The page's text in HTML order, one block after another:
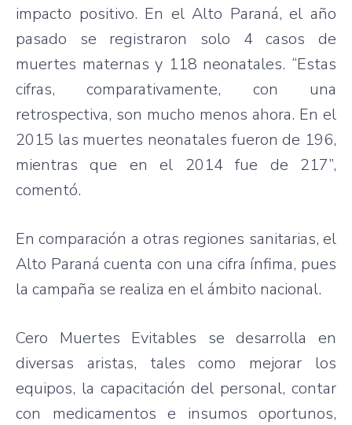
impacto positivo. En el Alto Paraná, el año
pasado se registraron solo 4 casos de
muertes maternas y 118 neonatales. “Estas
cifras, comparativamente, con una
retrospectiva, son mucho menos ahora. En el
2015 las muertes neonatales fueron de 196,
mientras que en el 2014 fue de 217”,
comentó.
En comparación a otras regiones sanitarias, el
Alto Paraná cuenta con una cifra ínfima, pues
la campaña se realiza en el ámbito nacional.
Cero Muertes Evitables se desarrolla en
diversas aristas, tales como mejorar los
equipos, la capacitación del personal, contar
con medicamentos e insumos oportunos,